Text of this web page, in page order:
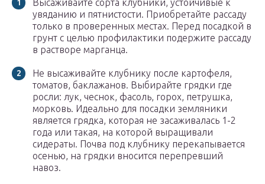
Высаживайте сорта клубники, устойчивые к
увяданию и пятнистости. Приобретайте рассаду
только в проверенных местах. Перед посадкой в
грунт с целью профилактики подержите рассаду
в растворе марганца.
Не высаживайте клубнику после картофеля,
томатов, баклажанов. Выбирайте грядки где
росли: лук, чеснок, фасоль, горох, петрушка,
морковь. Идеально для посадки земляники
является грядка, которая не засаживалась 1-2
года или такая, на которой выращивали
сидераты. Почва под клубнику перекапывается
осенью, на грядки вносится перепревший
навоз.